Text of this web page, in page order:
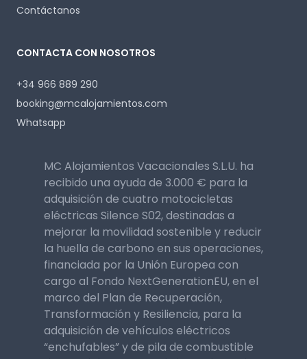
Contáctanos
CONTACTA CON NOSOTROS
+34 966 889 290
booking@mcalojamientos.com
Whatsapp
MC Alojamientos Vacacionales S.L.U. ha
recibido una ayuda de 3.000 € para la
adquisición de cuatro motocicletas
eléctricas Silence S02, destinadas a
mejorar la movilidad sostenible y reducir
la huella de carbono en sus operaciones,
financiada por la Unión Europea con
cargo al Fondo NextGenerationEU, en el
marco del Plan de Recuperación,
Transformación y Resiliencia, para la
adquisición de vehículos eléctricos
“enchufables” y de pila de combustible